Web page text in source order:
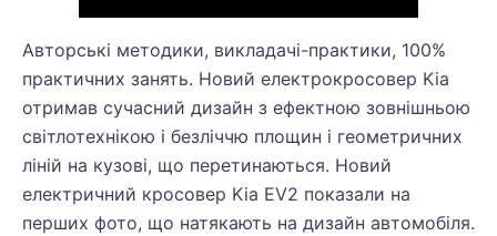
Авторські методики, викладачі-практики, 100%
практичних занять. Новий електрокросовер Kia
отримав сучасний дизайн з ефектною зовнішньою
світлотехнікою і безліччю площин і геометричних
ліній на кузові, що перетинаються. Новий
електричний кросовер Kia EV2 показали на
перших фото, що натякають на дизайн автомобіля.